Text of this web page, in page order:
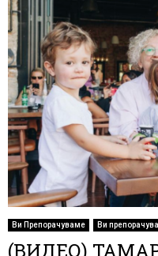
Ви Препорачуваме Ви
(ВИДЕО)